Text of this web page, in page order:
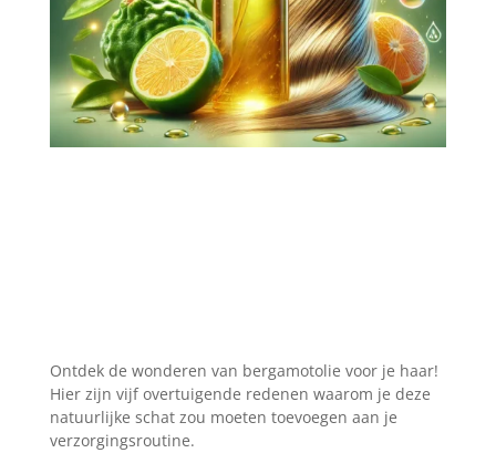
Ontdek de wonderen van bergamotolie voor je haar!
Hier zijn vijf overtuigende redenen waarom je deze
natuurlijke schat zou moeten toevoegen aan je
verzorgingsroutine.